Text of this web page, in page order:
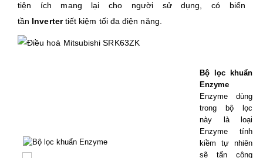
tiện ích mang lại cho người sử dụng, có biến
tần Invertertiết kiệm tối đa điện năng.
Bộ lọc khuẩn
Enzyme
Enzyme dùng
trong bộ lọc
này là loại
Enzyme tính
kiềm tự nhiên
sẽ tấn công